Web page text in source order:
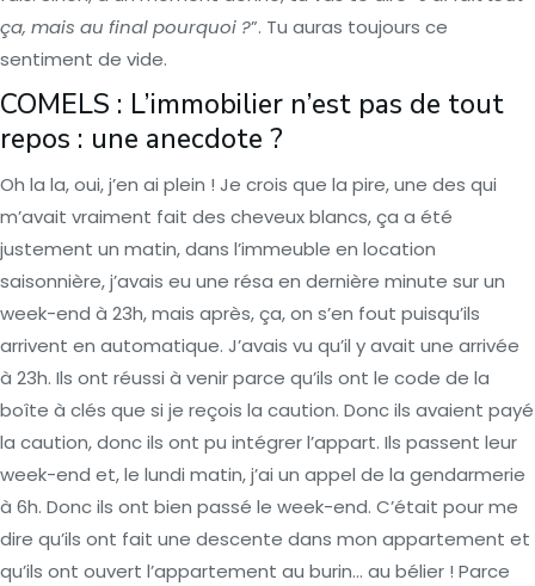
ça, mais au final pourquoi ?”. Tu auras toujours ce
sentiment de vide.
COMELS : L’immobilier n’est pas de tout
repos : une anecdote ?
Oh la la, oui, j’en ai plein ! Je crois que la pire, une des qui
m’avait vraiment fait des cheveux blancs, ça a été
justement un matin, dans l’immeuble en location
saisonnière, j’avais eu une résa en dernière minute sur un
week-end à 23h, mais après, ça, on s’en fout puisqu’ils
arrivent en automatique. J’avais vu qu’il y avait une arrivée
à 23h. Ils ont réussi à venir parce qu’ils ont le code de la
boîte à clés que si je reçois la caution. Donc ils avaient payé
la caution, donc ils ont pu intégrer l’appart. Ils passent leur
week-end et, le lundi matin, j’ai un appel de la gendarmerie
à 6h. Donc ils ont bien passé le week-end. C’était pour me
dire qu’ils ont fait une descente dans mon appartement et
qu’ils ont ouvert l’appartement au burin… au bélier ! Parce